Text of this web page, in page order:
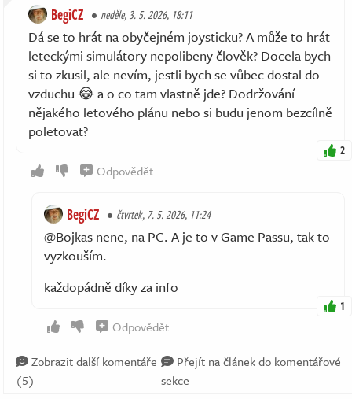
BegiCZ neděle, 3. 5. 2026, 18:11
Dá se to hrát na obyčejném joysticku? A může to hrát
leteckými simulátory nepolibeny člověk? Docela bych
si to zkusil, ale nevím, jestli bych se vůbec dostal do
vzduchu 😂 a o co tam vlastně jde? Dodržování
nějakého letového plánu nebo si budu jenom bezcílně
poletovat?
2
Odpovědět
BegiCZ čtvrtek, 7. 5. 2026, 11:24
@Bojkas nene, na PC. A je to v Game Passu, tak to
vyzkouším.
každopádně díky za info
1
Odpovědět
Zobrazit další komentáře
(5)
Přejít na článek do komentářové
sekce